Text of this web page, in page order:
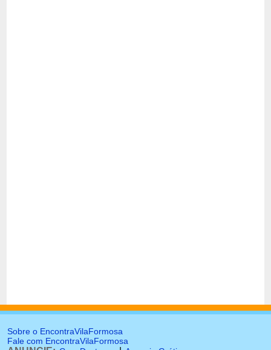
Sobre o EncontraVilaFormosa
Fale com EncontraVilaFormosa